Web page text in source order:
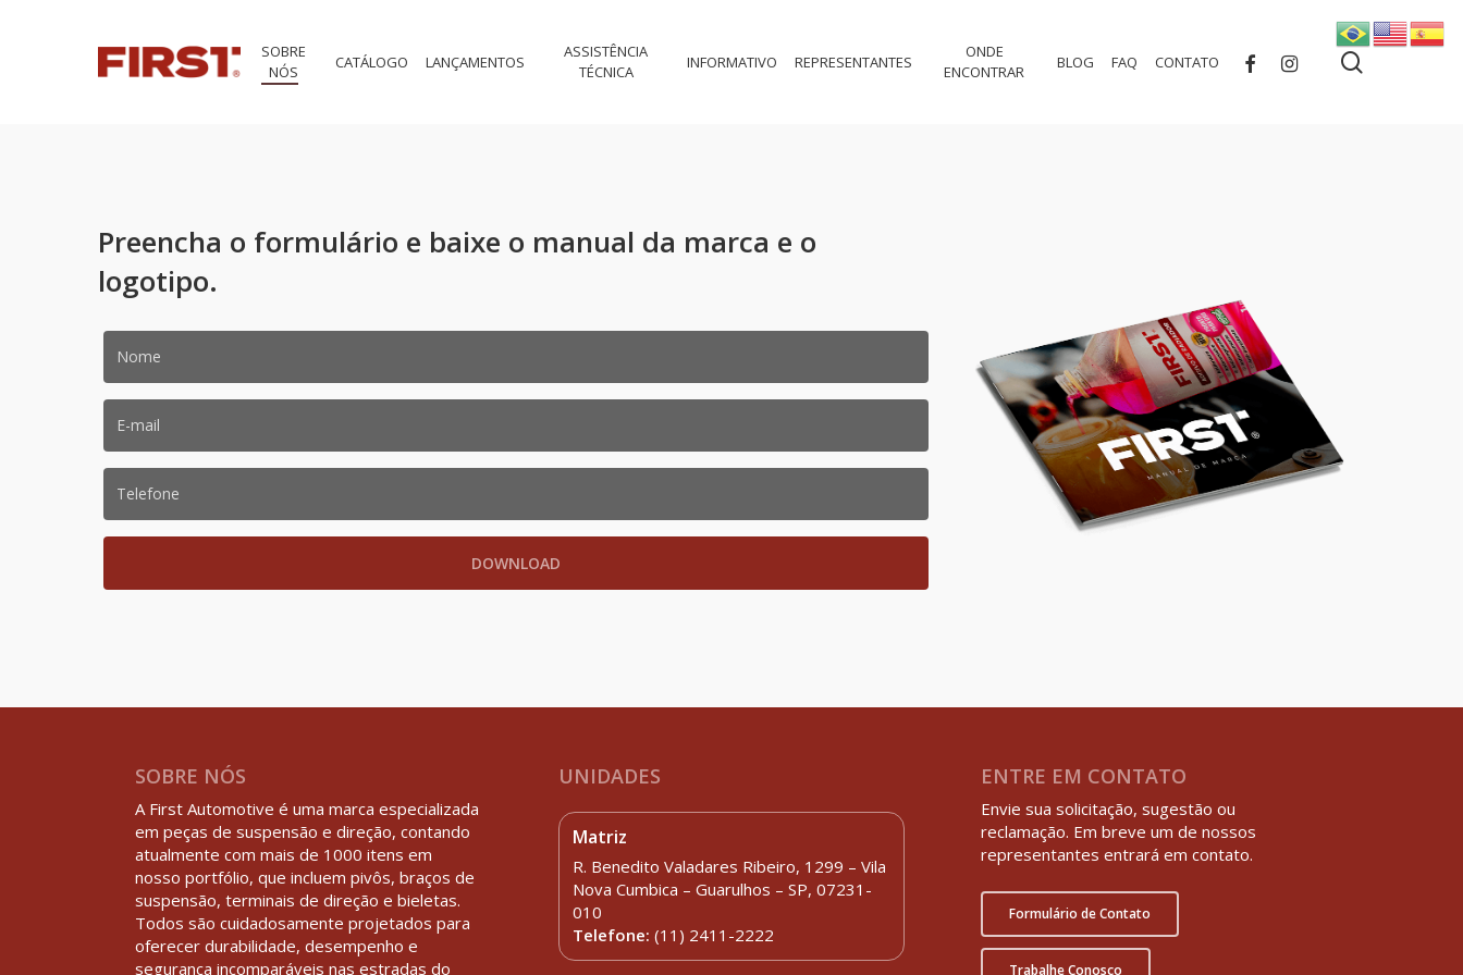
SOBRE
NÓS
CATÁLOGO LANÇAMENTOS
ASSISTÊNCIA
TÉCNICA
INFORMATIVO REPRESENTANTES
ONDE
ENCONTRAR
BLOG FAQ CONTATO FACEBOOKINSTAGRAM
Preencha o formulário e baixe o manual da marca e o
logotipo.
SOBRE NÓS
A First Automotive é uma marca especializada
em peças de suspensão e direção, contando
atualmente com mais de 1000 itens em
nosso portfólio, que incluem pivôs, braços de
suspensão, terminais de direção e bieletas.
Todos são cuidadosamente projetados para
oferecer durabilidade, desempenho e
segurança incomparáveis nas estradas do
UNIDADES
Matriz
R. Benedito Valadares Ribeiro, 1299 – Vila
Nova Cumbica – Guarulhos – SP, 07231-
010
Telefone:(11) 2411-2222
ENTRE EM CONTATO
Envie sua solicitação, sugestão ou
reclamação. Em breve um de nossos
representantes entrará em contato.
Formulário de Contato
Trabalhe Conosco